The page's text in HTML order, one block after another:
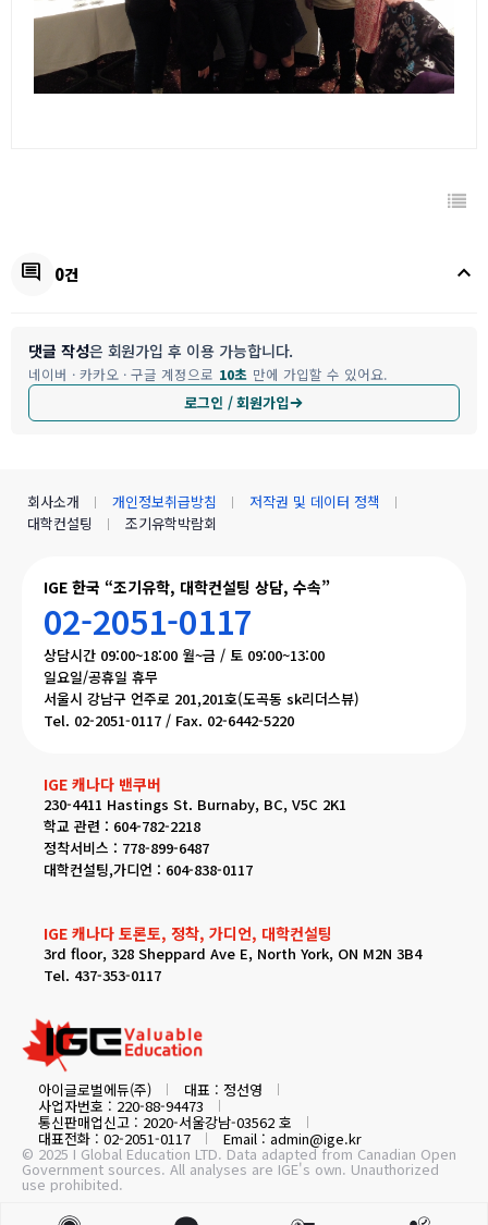
comment 0건 keyboard_arrow_up
댓글 작성은 회원가입 후 이용 가능합니다.
네이버 · 카카오 · 구글 계정으로 10초 만에 가입할 수 있어요.
로그인 / 회원가입
IGE 한국 “조기유학, 대학컨설팅 상담, 수속”
02-2051-0117
상담시간 09:00~18:00 월~금 / 토 09:00~13:00
일요일/공휴일 휴무
서울시 강남구 언주로 201,201호(도곡동 sk리더스뷰)
Tel. 02-2051-0117 / Fax. 02-6442-5220
IGE 캐나다 밴쿠버
230-4411 Hastings St. Burnaby, BC, V5C 2K1
학교 관련 : 604-782-2218
정착서비스 : 778-899-6487
대학컨설팅,가디언 : 604-838-0117
IGE 캐나다 토론토, 정착, 가디언, 대학컨설팅
3rd floor, 328 Sheppard Ave E, North York, ON M2N 3B4
Tel. 437-353-0117
아이글로벌에듀(주) 대표 : 정선영
사업자번호 : 220-88-94473
통신판매업신고 : 2020-서울강남-03562 호
대표전화 : 02-2051-0117 Email : admin@ige.kr
회사소개 개인정보취급방침
저작권 및 데이터 정책
대학컨설팅
조기유학박람회
© 2025 I Global Education LTD. Data adapted from Canadian Open
Government sources. All analyses are IGE's own. Unauthorized
use prohibited.